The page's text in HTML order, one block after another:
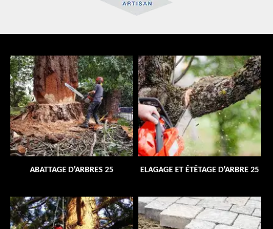
ABATTAGE D'ARBRES 25 ELAGAGE ET ÉTÊTAGE D'ARBRE 25